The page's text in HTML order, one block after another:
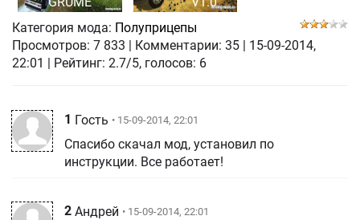
Категория мода: Полуприцепы
Просмотров: 7 833 Комментарии: 35
15-09-2014,
22:01
| Рейтинг: 2.7/5, голосов: 6
1 Гость • 15-09-2014, 22:01
Спасибо скачал мод, установил по
инструкции. Все работает!
2 Андрей • 15-09-2014, 22:01